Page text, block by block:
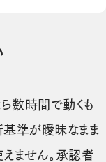
数時間で動くも
基準が曖昧なまま
ません。承認者